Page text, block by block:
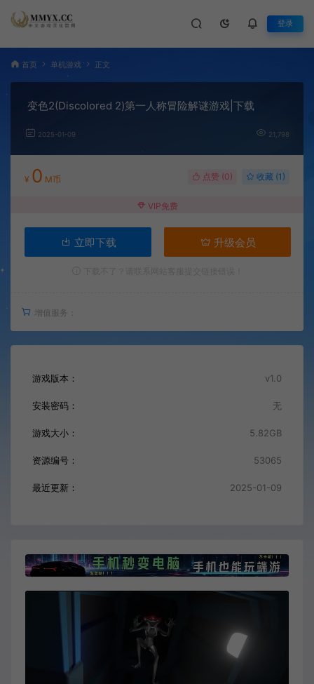
登录
首页 单机游戏 正文
变色2(Discolored 2)第一人称冒险解谜游戏|下载
2025-01-09 21,798
¥ 0 M币 点赞 (0) 收藏 (1)
VIP免费
立即下载 升级会员
增值服务：
游戏版本： v1.0
安装密码： 无
游戏大小： 5.82GB
资源编号： 53065
最近更新： 2025-01-09